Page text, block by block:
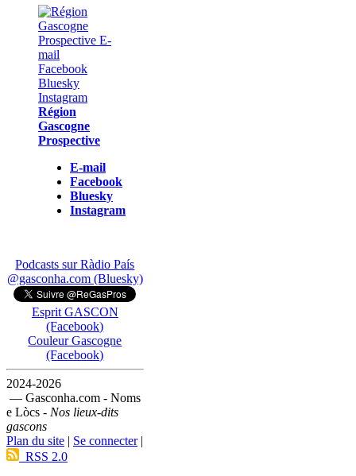
Région
Gascogne
Prospective
E-mail
Facebook
Bluesky
Instagram
Podcasts sur Ràdio País
@gasconha.com (Bluesky)
Esprit GASCON
(Facebook)
Couleur Gascogne
(Facebook)
2024-2026
— Gasconha.com - Noms
e Lòcs - Nos lieux-dits
gascons
Plan du site | Se connecter|
RSS 2.0